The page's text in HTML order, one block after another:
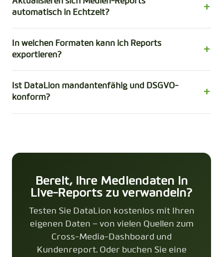
automatisch in Echtzeit?
In welchen Formaten kann ich Reports
exportieren?
Ist DataLion mandantenfähig und DSGVO-
konform?
Bereit, Ihre Mediendaten in
Live-Reports zu verwandeln?
Testen Sie DataLion kostenlos mit Ihren
eigenen Daten – von vielen Quellen zum
Cross-Media-Dashboard und
Kundenreport. Oder buchen Sie eine